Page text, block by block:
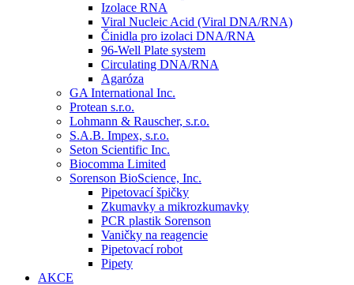
Izolace RNA
Viral Nucleic Acid (Viral DNA/RNA)
Činidla pro izolaci DNA/RNA
96-Well Plate system
Circulating DNA/RNA
Agaróza
GA International Inc.
Protean s.r.o.
Lohmann & Rauscher, s.r.o.
S.A.B. Impex, s.r.o.
Seton Scientific Inc.
Biocomma Limited
Sorenson BioScience, Inc.
Pipetovací špičky
Zkumavky a mikrozkumavky
PCR plastik Sorenson
Vaničky na reagencie
Pipetovací robot
Pipety
AKCE